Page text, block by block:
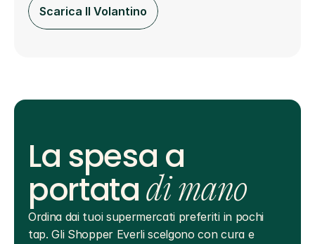
Scarica Il Volantino
La spesa a
portatadi mano
Ordina dai tuoi supermercati preferiti in pochi
tap. Gli Shopper Everli scelgono con cura e